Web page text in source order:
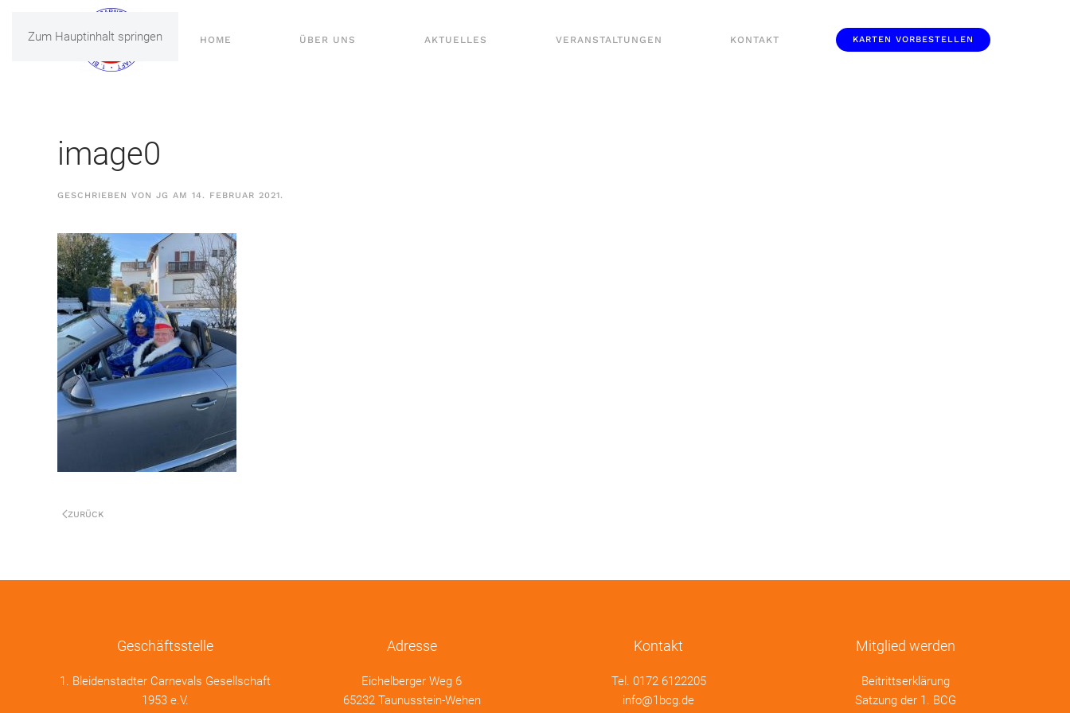
Zum Hauptinhalt springen HOME ÜBER UNS AKTUELLES VERANSTALTUNGEN KONTAKT KARTEN VORBESTELLEN
image0
GESCHRIEBEN VON JG AM 14. FEBRUAR 2021.
ZURÜCK
Geschäftsstelle
1. Bleidenstadter Carnevals Gesellschaft
1953 e.V.
Adresse
Eichelberger Weg 6
65232 Taunusstein-Wehen
Kontakt
Tel. 0172 6122205
info@1bcg.de
Mitglied werden
Beitrittserklärung
Satzung der 1. BCG